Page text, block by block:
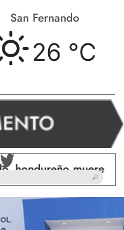
°C
muere calcinado